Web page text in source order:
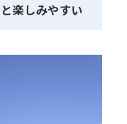
楽しみやすい